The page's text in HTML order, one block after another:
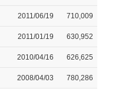
2011/06/19 710,009
2011/01/19 630,952
2010/04/16 626,625
2008/04/03 780,286